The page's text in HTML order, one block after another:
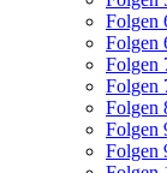
Folgen
Folgen
Folgen
Folgen
Folgen
Folgen
Folgen